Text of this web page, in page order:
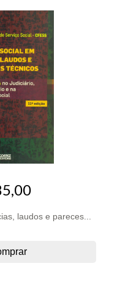
laudos e pareces...